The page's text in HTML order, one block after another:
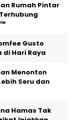
Rumah Pintar
Gusto
di Hari Raya
Menonton
Seru dan
Hamas Tak